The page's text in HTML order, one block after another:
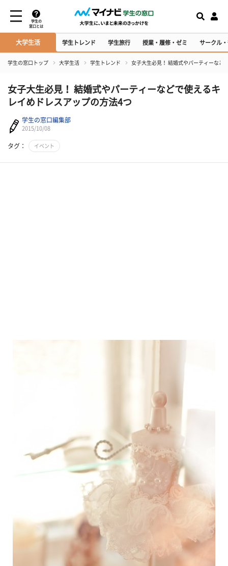
学生の
窓口とは
大学生活 学生トレンド 学生旅行 授業・履修・ゼミ サークル
学生の窓口トップ 大学生活 学生トレンド 女子大生必見！ 結婚式やパーティーなど
女子大生必見！ 結婚式やパーティーなどで使えるキ
レイめドレスアップの方法4つ
学生の窓口編集部
2015/10/08
タグ： イベント